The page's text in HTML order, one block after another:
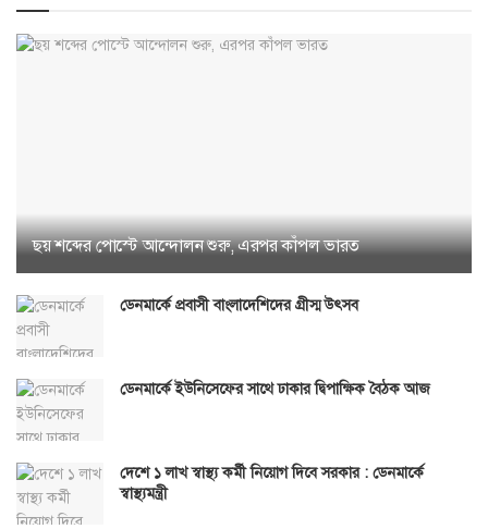
ছয় শব্দের পোস্টে আন্দোলন শুরু, এরপর কাঁপল ভারত
ডেনমার্কে প্রবাসী বাংলাদেশিদের গ্রীস্ম উৎসব
ডেনমার্কে ইউনিসেফের সাথে ঢাকার দ্বিপাক্ষিক বৈঠক আজ
দেশে ১ লাখ স্বাস্থ্য কর্মী নিয়োগ দিবে সরকার : ডেনমার্কে
স্বাস্থ্যমন্ত্রী